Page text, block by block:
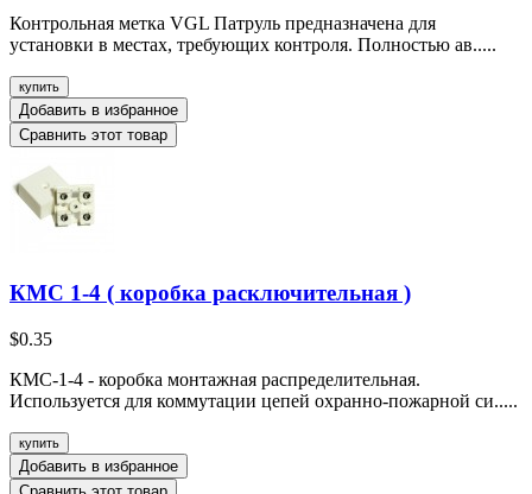
Контрольная метка VGL Патруль предназначена для
установки в местах, требующих контроля. Полностью ав.....
купить
Добавить в избранное
Сравнить этот товар
КМС 1-4 ( коробка расключительная )
$0.35
КМС-1-4 - коробка монтажная распределительная.
Используется для коммутации цепей охранно-пожарной си.....
купить
Добавить в избранное